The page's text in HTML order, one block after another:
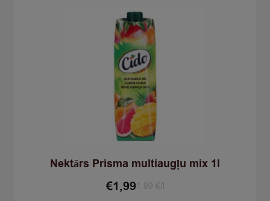
Nektārs Prisma multiaugļu mix 1l
€1,99 1.99 €/l